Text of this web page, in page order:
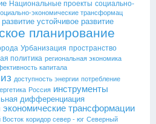
Национальные проекты социально-
экономические трансформац
устойчивое развитие
планирование
Урбанизация пространство
политика региональная экономика
капитала
доступность энергии потребление
Россия инструменты
дифференциация
экономические трансформации
Восток коридор север - юг Северный